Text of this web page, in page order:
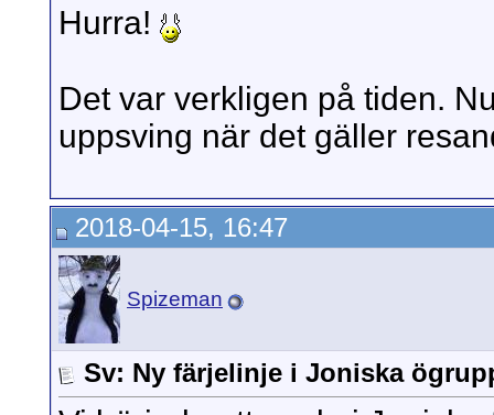
Hurra!
Det var verkligen på tiden.
uppsving när det gäller
2018-04-15, 16:47
Spizeman
Sv: Ny färjelinje i Joniska